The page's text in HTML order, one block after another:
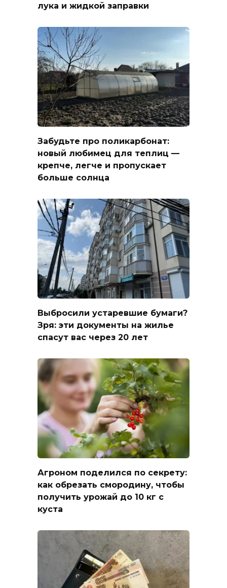
лука и жидкой заправки
Забудьте про поликарбонат:
новый любимец для теплиц —
крепче, легче и пропускает
больше солнца
Выбросили устаревшие бумаги?
Зря: эти документы на жилье
спасут вас через 20 лет
Агроном поделился по секрету:
как обрезать смородину, чтобы
получить урожай до 10 кг с
куста